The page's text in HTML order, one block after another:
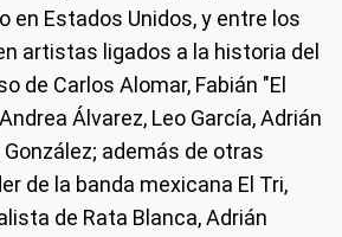
en Estados Unidos, y entre los
artistas ligados a la historia del
de Carlos Alomar, Fabián "El
Álvarez, Leo García, Adrián
además de otras
de la banda mexicana El Tri,
de Rata Blanca, Adrián